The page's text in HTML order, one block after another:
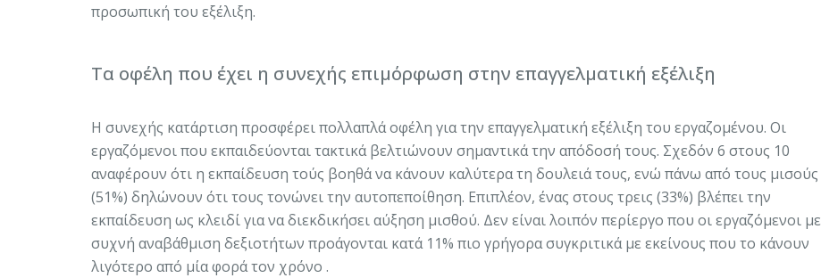
προσωπική του εξέλιξη.
Τα οφέλη που έχει η συνεχής επιμόρφωση στην επαγγελματική εξέλιξη
Η συνεχής κατάρτιση προσφέρει πολλαπλά οφέλη για την επαγγελματική εξέλιξη του εργαζομένου. Οι
εργαζόμενοι που εκπαιδεύονται τακτικά βελτιώνουν σημαντικά την απόδοσή τους. Σχεδόν 6 στους 10
αναφέρουν ότι η εκπαίδευση τούς βοηθά να κάνουν καλύτερα τη δουλειά τους, ενώ πάνω από τους μισούς
(51%) δηλώνουν ότι τους τονώνει την αυτοπεποίθηση. Επιπλέον, ένας στους τρεις (33%) βλέπει την
εκπαίδευση ως κλειδί για να διεκδικήσει αύξηση μισθού. Δεν είναι λοιπόν περίεργο που οι εργαζόμενοι με
συχνή αναβάθμιση δεξιοτήτων προάγονται κατά 11% πιο γρήγορα συγκριτικά με εκείνους που το κάνουν
λιγότερο από μία φορά τον χρόνο .